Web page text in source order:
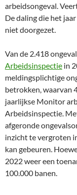
arbeidsongeval.
De daling die het
niet doorgezet.
Van de 2.418
Arbeidsinspectie in
meldingsplichtige
betrokken, waarvan
jaarlijkse Monitor
Arbeidsinspectie.
afgeronde
inzicht te vergroten
kan gebeuren.
2022 weer een
100.000 banen.